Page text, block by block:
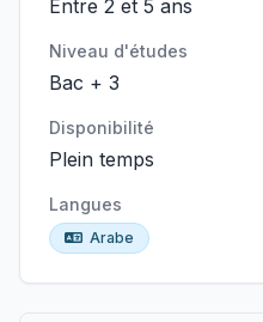
Entre 2 et 5 ans
Niveau d'études
Bac + 3
Disponibilité
Plein temps
Langues
Arabe